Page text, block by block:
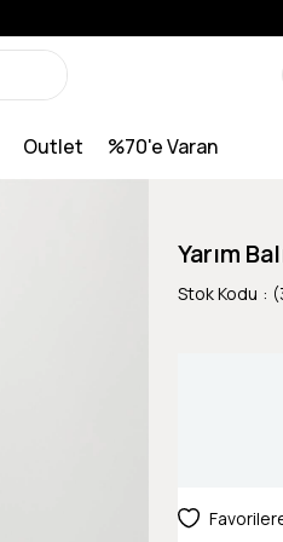
Outlet %70'e Varan
Yarım
Stok Kodu